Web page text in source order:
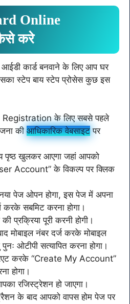
Online
करे
आईडी कार्ड बनवाने के लिए आप घर
स्टेप बाय स्टेप प्रोसेस कुछ इस
के लिए सबसे पहले
की आधिकारिक वेबसाइट पर
पृष्ठ खुलकर आएगा जहां आपको
Account” के विकल्प पर क्लिक
पेज ओपन होगा, इस पेज में अपना
करके सबमिट करना होगा।
प्रक्रिया पूरी करनी होगी।
मोबाइल नंबर दर्ज करके मोबाइल
ओटीपी सत्यापित करना होगा।
करके “Create My Account”
होगा।
रजिस्ट्रेशन हो जाएगा।
के बाद आपको वापस होम पेज पर